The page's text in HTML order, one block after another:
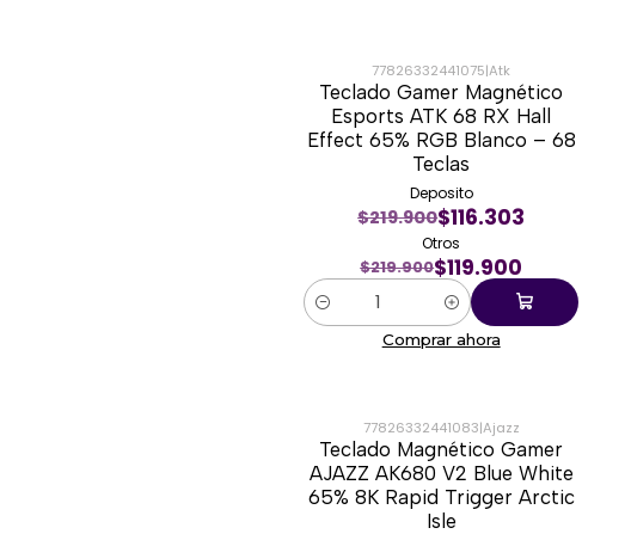
-45%
77826332441075|Atk
Teclado Gamer Magnético
Esports ATK 68 RX Hall
Effect 65% RGB Blanco – 68
Teclas
Deposito
$219.900$116.303
Otros
$219.900$119.900
Cantidad
Comprar ahora
-62%
77826332441083|Ajazz
Teclado Magnético Gamer
AJAZZ AK680 V2 Blue White
65% 8K Rapid Trigger Arctic
Isle